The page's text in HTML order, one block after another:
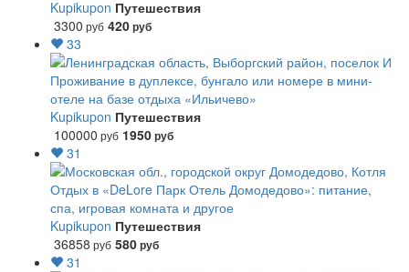
Kupikupon Путешествия
3300 руб 420руб
33
Проживание в дуплексе, бунгало или номере в мини-
отеле на базе отдыха «Ильичево»
Kupikupon Путешествия
100000 руб 1950руб
31
Отдых в «DeLore Парк Отель Домодедово»: питание,
спа, игровая комната и другое
Kupikupon Путешествия
36858 руб 580руб
31